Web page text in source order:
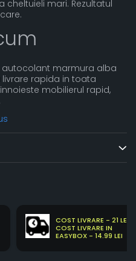
cheltuieli mari. Rezultatul
autocolant marmura alba
rapida in toata
mobilierul rapid,
COST LIVRARE - 21 LEI
COST LIVRARE IN
EASYBOX - 14.99 LEI